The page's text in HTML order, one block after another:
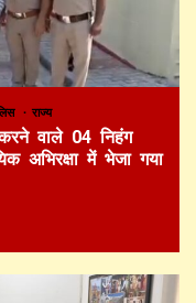
राज्य
वाले 04 निहंग
अभिरक्षा में भेजा गया